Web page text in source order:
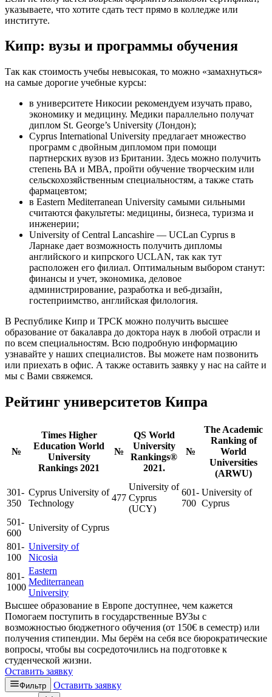
указываете, что хотите сдать тест прямо в колледже или
институте.
Кипр: вузы и программы обучения
Так как стоимость учебы невысокая, то можно «замахнуться»
на самые дорогие учебные курсы:
в университете Никосии рекомендуем изучать право,
экономику и медицину. Медики параллельно получат
диплом St. George’s University (Лондон);
Cyprus International University предлагает множество
программ с двойным дипломом при помощи
партнерских вузов из Британии. Здесь можно получить
степень ВА и МВА, пройти обучение творческим или
сельскохозяйственным специальностям, а также стать
фармацевтом;
в Eastern Mediterranean University самыми сильными
считаются факультеты: медицины, бизнеса, туризма и
инженерии;
University of Central Lancashire — UCLan Cyprus в
Ларнаке дает возможность получить дипломы
английского и кипрского UCLAN, так как тут
расположен его филиал. Оптимальным выбором станут:
финансы и учет, экономика, деловое
администрирование, разработка и веб-дизайн,
гостеприимство, английская филология.
В Республике Кипр и ТРСК можно получить высшее
образование от бакалавра до доктора наук в любой отрасли и
по всем специальностям. Всю подробную информацию
узнавайте у наших специалистов. Вы можете нам позвонить
или приехать в офис. А также оставить заявку у нас на сайте и
мы с Вами свяжемся.
Рейтинг университетов Кипра
№
Times Higher
Education World
University
Rankings 2021
№
QS World
University
Rankings®
2021.
№
The Academic
Ranking of
World
Universities
(ARWU)
301-
350
Cyprus University of
Technology
477
University of
Cyprus
(UCY)
601-
700
University of
Cyprus
501-
600
University of Cyprus
801-
100
University of
Nicosia
801-
1000
Eastern
Mediterranean
University
Высшее образование в Европе доступнее, чем кажется
Помогаем поступить в государственные ВУЗы с
возможностью бюджетного обучения (от 150€ в семестр) или
получения стипендии. Мы берём на себя все бюрократические
вопросы, чтобы вы сосредоточились на подготовке к
студенческой жизни.
Оставить заявку
Фильтр
Оставить заявку